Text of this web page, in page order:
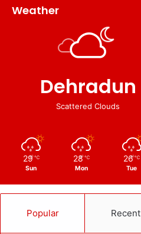
Weather
Dehradun
Scattered Clouds
29 ℃
Sun
28 ℃
Mon
26 ℃
Tue
Popular Recent